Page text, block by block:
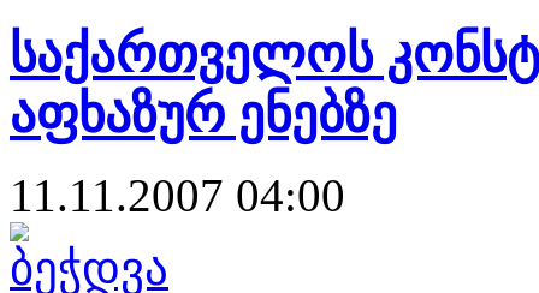
საქართველოს
აფხაზურ ენებზე
11.11.2007 04:00